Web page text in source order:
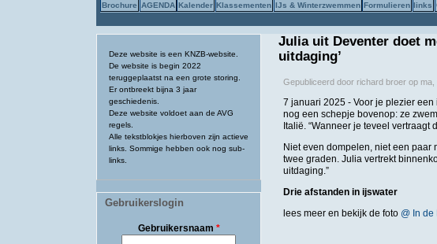
Brochure AGENDA Kalender Klassementen IJs & Winterzwemmen Formulieren links
Deze website is een KNZB-website.
De website is begin 2022
teruggeplaatst na een grote storing.
Er ontbreekt bijna 3 jaar
geschiedenis.
Deze website voldoet aan de AVG
regels.
Alle tekstblokjes hierboven zijn actieve
links. Sommige hebben ook nog sub-
links.
Gebruikerslogin
Gebruikersnaam *
Julia uit Deventer doet
uitdaging’
Gepubliceerd door richard broerop ma,
7 januari 2025 - Voor je plezier
nog een schepje bovenop: ze
Italië. “Wanneer je teveel vertraagt
Niet even dompelen, niet een
twee graden. Julia vertrekt
uitdaging.”
Drie afstanden in ijswater
lees meer en bekijk de foto @ In de